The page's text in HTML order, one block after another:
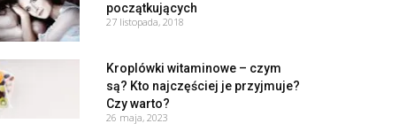
początkujących
27 listopada, 2018
Kroplówki witaminowe – czym
są? Kto najczęściej je przyjmuje?
Czy warto?
26 maja, 2023